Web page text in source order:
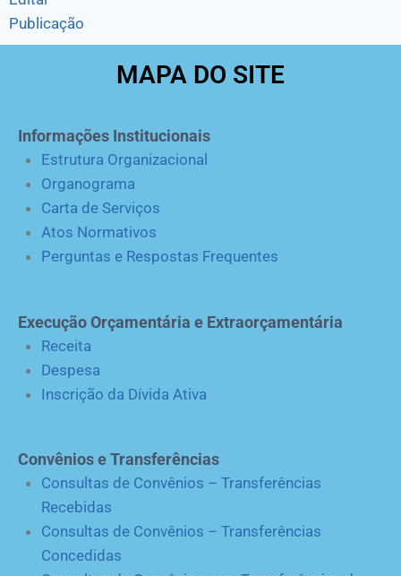
Publicação
MAPA DO SITE
Informações Institucionais
Estrutura Organizacional
Organograma
Carta de Serviços
Atos Normativos
Perguntas e Respostas Frequentes
Execução Orçamentária e Extraorçamentária
Receita
Despesa
Inscrição da Dívida Ativa
Convênios e Transferências
Consultas de Convênios – Transferências
Recebidas
Consultas de Convênios – Transferências
Concedidas